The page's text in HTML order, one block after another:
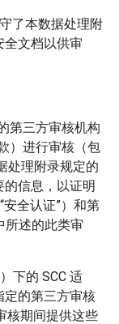
了本数据处理附
文档以供审
第三方审核机构
）进行审核（包
处理附录规定的
的信息，以证明
全认证”）和第
所述的此类审
下的 SCC 适
定的第三方审核
核期间提供这些